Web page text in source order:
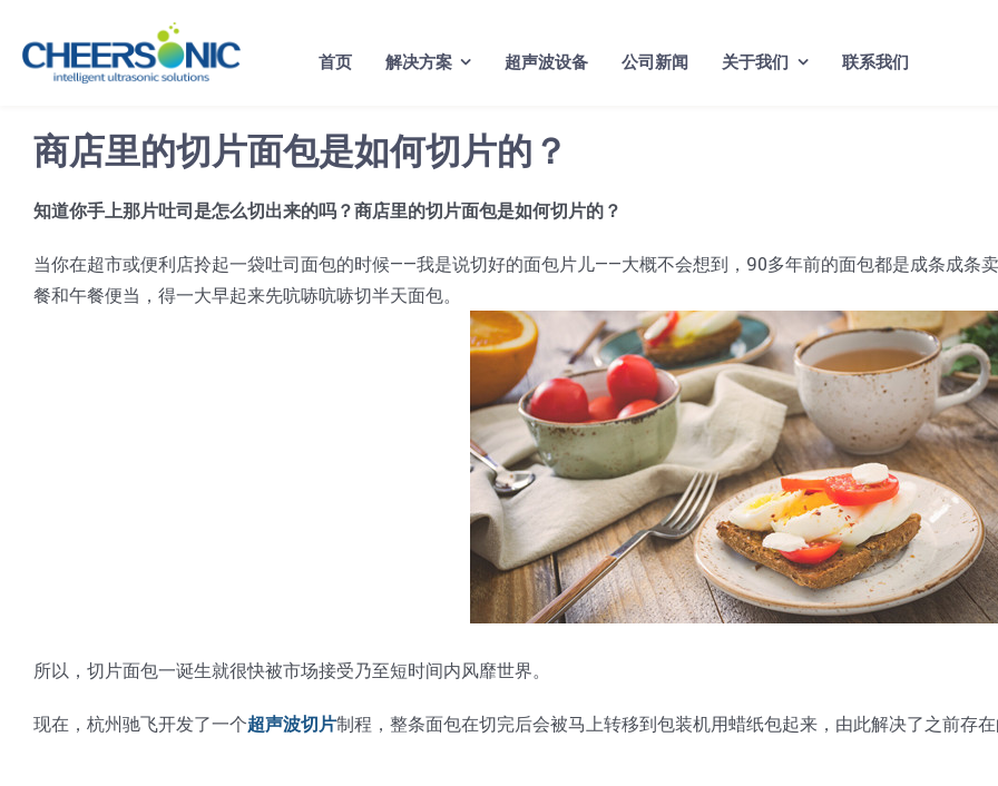
content
首页 解决方案 超声波设备 公司新闻 关于我们 联系我们
商店里的切片面包是如何切片的？
知道你手上那片吐司是怎么切出来的吗？商店里的切片面包是如何切片的？
当你在超市或便利店拎起一袋吐司面包的时候——我是说切好的面包片儿——大概不会想到，90多年前的面包都是成条成条
餐和午餐便当，得一大早起来先吭哧吭哧切半天面包。
所以，切片面包一诞生就很快被市场接受乃至短时间内风靡世界。
现在，杭州驰飞开发了一个超声波切片制程，整条面包在切完后会被马上转移到包装机用蜡纸包起来，由此解决了之前存